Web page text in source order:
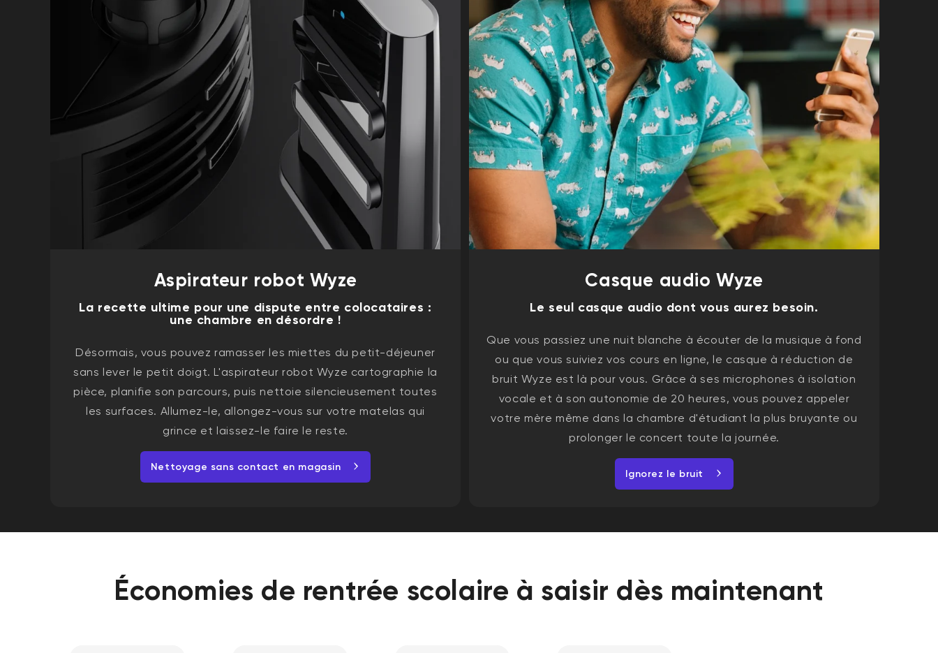
Aspirateur robot Wyze
La recette ultime pour une dispute entre colocataires :
une chambre en désordre !
Désormais, vous pouvez ramasser les miettes du petit-déjeuner
sans lever le petit doigt. L'aspirateur robot Wyze cartographie la
pièce, planifie son parcours, puis nettoie silencieusement toutes
les surfaces. Allumez-le, allongez-vous sur votre matelas qui
grince et laissez-le faire le reste.
Nettoyage sans contact en magasin
Casque audio Wyze
Le seul casque audio dont vous aurez besoin.
Que vous passiez une nuit blanche à écouter de la musique à fond
ou que vous suiviez vos cours en ligne, le casque à réduction de
bruit Wyze est là pour vous. Grâce à ses microphones à isolation
vocale et à son autonomie de 20 heures, vous pouvez appeler
votre mère même dans la chambre d'étudiant la plus bruyante ou
prolonger le concert toute la journée.
Ignorez le bruit
Économies de rentrée scolaire à saisir dès maintenant